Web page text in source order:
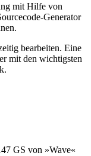
mit Hilfe von
Generator
bearbeiten. Eine
mit den wichtigsten
GS von »Wave«